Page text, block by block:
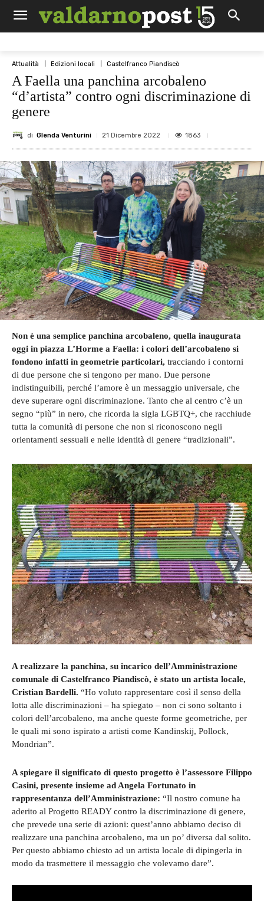
Attualità Edizioni locali Castelfranco Piandiscò
A Faella una panchina arcobaleno
“d’artista” contro ogni discriminazione di
genere
di Glenda Venturini 21 Dicembre 2022 1863
Non è una semplice panchina arcobaleno, quella inaugurata
oggi in piazza L’Horme a Faella: i colori dell’arcobaleno si
fondono infatti in geometrie particolari, tracciando i contorni
di due persone che si tengono per mano. Due persone
indistinguibili, perché l’amore è un messaggio universale, che
deve superare ogni discriminazione. Tanto che al centro c’è un
segno “più” in nero, che ricorda la sigla LGBTQ+, che racchiude
tutta la comunità di persone che non si riconoscono negli
orientamenti sessuali e nelle identità di genere “tradizionali”.
A realizzare la panchina, su incarico dell’Amministrazione
comunale di Castelfranco Piandiscò, è stato un artista locale,
Cristian Bardelli. “Ho voluto rappresentare così il senso della
lotta alle discriminazioni – ha spiegato – non ci sono soltanto i
colori dell’arcobaleno, ma anche queste forme geometriche, per
le quali mi sono ispirato a artisti come Kandinskij, Pollock,
Mondrian”.
A spiegare il significato di questo progetto è l’assessore Filippo
Casini, presente insieme ad Angela Fortunato in
rappresentanza dell’Amministrazione: “Il nostro comune ha
aderito al Progetto READY contro la discriminazione di genere,
che prevede una serie di azioni: quest’anno abbiamo deciso di
realizzare una panchina arcobaleno, ma un po’ diversa dal solito.
Per questo abbiamo chiesto ad un artista locale di dipingerla in
modo da trasmettere il messaggio che volevamo dare”.